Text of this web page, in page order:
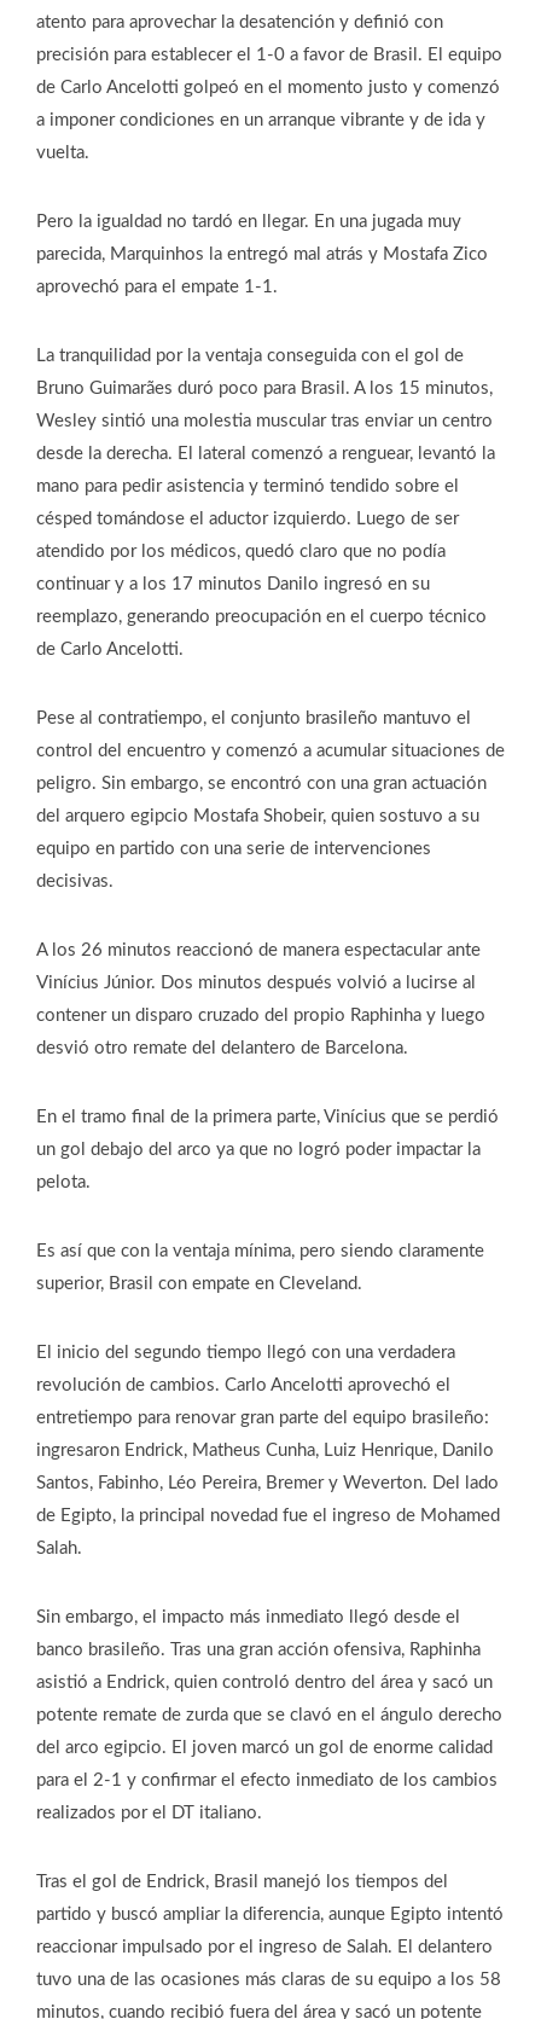
atento para aprovechar la desatención y definió con
precisión para establecer el 1-0 a favor de Brasil. El equipo
de Carlo Ancelotti golpeó en el momento justo y comenzó
a imponer condiciones en un arranque vibrante y de ida y
vuelta.
Pero la igualdad no tardó en llegar. En una jugada muy
parecida, Marquinhos la entregó mal atrás y Mostafa Zico
aprovechó para el empate 1-1.
La tranquilidad por la ventaja conseguida con el gol de
Bruno Guimarães duró poco para Brasil. A los 15 minutos,
Wesley sintió una molestia muscular tras enviar un centro
desde la derecha. El lateral comenzó a renguear, levantó la
mano para pedir asistencia y terminó tendido sobre el
césped tomándose el aductor izquierdo. Luego de ser
atendido por los médicos, quedó claro que no podía
continuar y a los 17 minutos Danilo ingresó en su
reemplazo, generando preocupación en el cuerpo técnico
de Carlo Ancelotti.
Pese al contratiempo, el conjunto brasileño mantuvo el
control del encuentro y comenzó a acumular situaciones de
peligro. Sin embargo, se encontró con una gran actuación
del arquero egipcio Mostafa Shobeir, quien sostuvo a su
equipo en partido con una serie de intervenciones
decisivas.
A los 26 minutos reaccionó de manera espectacular ante
Vinícius Júnior. Dos minutos después volvió a lucirse al
contener un disparo cruzado del propio Raphinha y luego
desvió otro remate del delantero de Barcelona.
En el tramo final de la primera parte, Vinícius que se perdió
un gol debajo del arco ya que no logró poder impactar la
pelota.
Es así que con la ventaja mínima, pero siendo claramente
superior, Brasil con empate en Cleveland.
El inicio del segundo tiempo llegó con una verdadera
revolución de cambios. Carlo Ancelotti aprovechó el
entretiempo para renovar gran parte del equipo brasileño:
ingresaron Endrick, Matheus Cunha, Luiz Henrique, Danilo
Santos, Fabinho, Léo Pereira, Bremer y Weverton. Del lado
de Egipto, la principal novedad fue el ingreso de Mohamed
Salah.
Sin embargo, el impacto más inmediato llegó desde el
banco brasileño. Tras una gran acción ofensiva, Raphinha
asistió a Endrick, quien controló dentro del área y sacó un
potente remate de zurda que se clavó en el ángulo derecho
del arco egipcio. El joven marcó un gol de enorme calidad
para el 2-1 y confirmar el efecto inmediato de los cambios
realizados por el DT italiano.
Tras el gol de Endrick, Brasil manejó los tiempos del
partido y buscó ampliar la diferencia, aunque Egipto intentó
reaccionar impulsado por el ingreso de Salah. El delantero
tuvo una de las ocasiones más claras de su equipo a los 58
minutos, cuando recibió fuera del área y sacó un potente